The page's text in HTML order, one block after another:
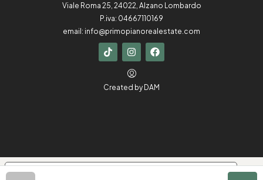
Viale Roma 25, 24022, Alzano Lombardo
P.iva: 04667110169
email: info@primopianorealestate.com
Created byDAM